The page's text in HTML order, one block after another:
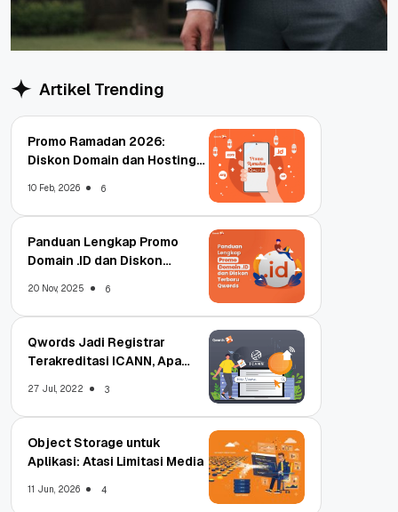
Artikel Trending
Promo Ramadan 2026:
Diskon Domain dan Hosting
10 Feb, 2026 6
Panduan Lengkap Promo
Domain .ID dan Diskon
20 Nov, 2025 6
Qwords Jadi Registrar
Terakreditasi ICANN, Apa
27 Jul, 2022 3
Object Storage untuk
Aplikasi: Atasi Limitasi Media
11 Jun, 2026 4